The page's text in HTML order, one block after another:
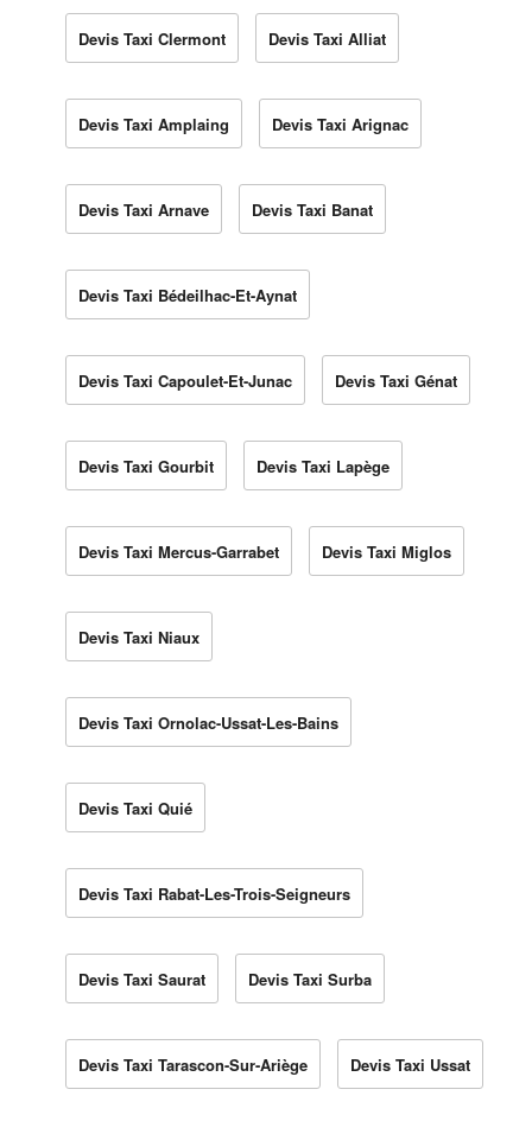
Devis Taxi Clermont Devis Taxi Alliat
Devis Taxi Amplaing Devis Taxi Arignac
Devis Taxi Arnave Devis Taxi Banat
Devis Taxi Bédeilhac-Et-Aynat
Devis Taxi Capoulet-Et-Junac Devis Taxi Génat
Devis Taxi Gourbit Devis Taxi Lapège
Devis Taxi Mercus-Garrabet Devis Taxi Miglos
Devis Taxi Niaux
Devis Taxi Ornolac-Ussat-Les-Bains
Devis Taxi Quié
Devis Taxi Rabat-Les-Trois-Seigneurs
Devis Taxi Saurat Devis Taxi Surba
Devis Taxi Tarascon-Sur-Ariège Devis Taxi Ussat